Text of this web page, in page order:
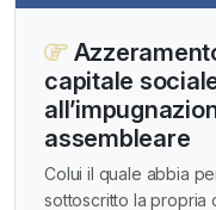
capitale
assembleare
Colui il quale abbia
sottoscritto la propria